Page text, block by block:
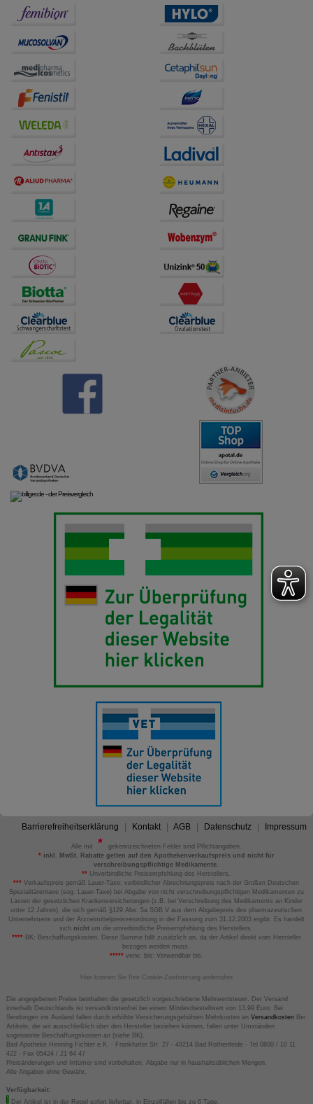
Barrierefreiheitserklärung Kontakt AGB Datenschutz Impressum
Alle mit
gekennzeichneten Felder sind Pflichtangaben.
*inkl. MwSt. Rabatte gelten auf den Apothekenverkaufspreis und nicht für
verschreibungspflichtige Medikamente.
** Unverbindliche Preisempfehlung des Herstellers.
*** Verkaufspreis gemäß Lauer-Taxe; verbindlicher Abrechnungspreis nach der Großen Deutschen
Spezialitätentaxe (sog. Lauer-Taxe) bei Abgabe von nicht verschreibungspflichtigen Medikamenten zu
Lasten der gesetzlichen Krankenversicherungen (z.B. bei Verschreibung des Medikaments an Kinder
unter 12 Jahren), die sich gemäß §129 Abs. 5a SGB V aus dem Abgabepreis des pharmazeutischen
Unternehmens und der Arzneimittelpreisverordnung in der Fassung zum 31.12.2003 ergibt. Es handelt
sich nicht um die unverbindliche Preisempfehlung des Herstellers.
****BK: Beschaffungskosten. Diese Summe fällt zusätzlich an, da der Artikel direkt vom Hersteller
bezogen werden muss.
*****verw. bis: Verwendbar bis.
Hier können Sie Ihre Cookie-Zustimmung widerrufen
Die angegebenen Preise beinhalten die gesetzlich vorgeschriebene Mehrwertsteuer. Der Versand
innerhalb Deutschlands ist versandkostenfrei bei einem Mindestbestellwert von 13,99 Euro. Bei
Sendungen ins Ausland fallen durch erhöhte Versicherungsgebühren Mehrkosten an VersandkostenBei
Artikeln, die wir ausschließlich über den Hersteller beziehen können, fallen unter Umständen
sogenannte Beschaffungskosten an (siehe BK).
Bad Apotheke Henning Fichter e.K. - Frankfurter Str. 27 - 49214 Bad Rothenfelde - Tel 0800 / 10 11
422 - Fax 05424 / 21 64 47
Preisänderungen und Irrtümer sind vorbehalten. Abgabe nur in haushaltsüblichen Mengen.
Alle Angaben ohne Gewähr.
Verfügbarkeit:
Der Artikel ist in der Regel sofort lieferbar, in Einzelfällen bis zu 6 Tage.